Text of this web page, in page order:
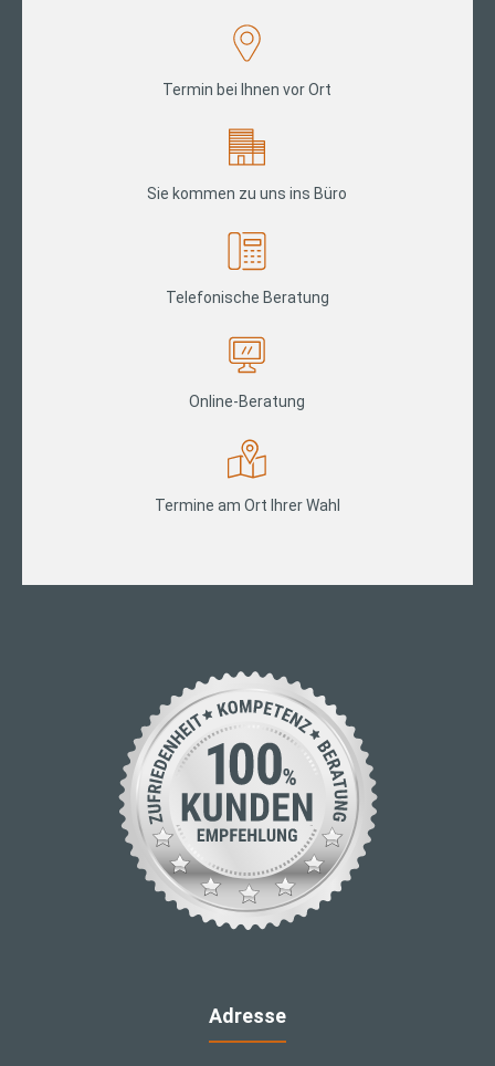
Termin bei Ihnen vor Ort
Sie kommen zu uns ins Büro
Telefonische Beratung
Online-Beratung
Termine am Ort Ihrer Wahl
Adresse